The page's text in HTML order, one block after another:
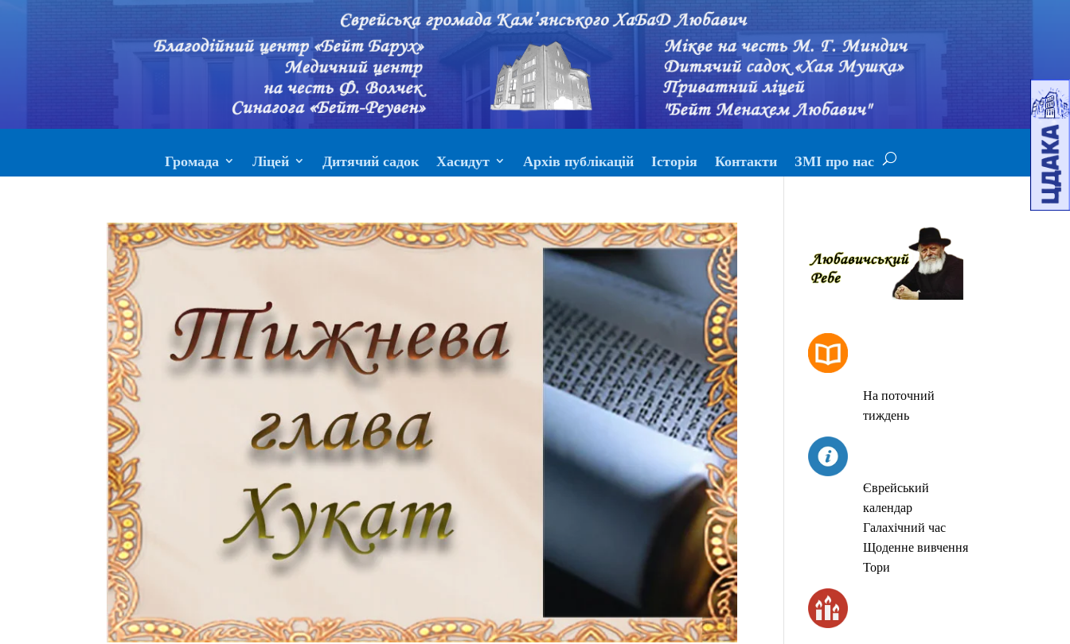
Громада Ліцей Дитячий садок Хасидут Архів публікацій Історія Контакти ЗМІ про нас
На поточний
тиждень
Єврейський
календар
Галахічний час
Щоденне вивчення
Тори